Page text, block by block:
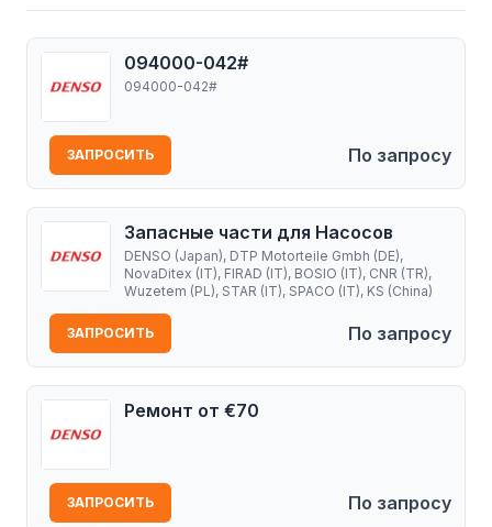
094000-042#
094000-042#
По запросу
ЗАПРОСИТЬ
Запасные части для Насосов
DENSO (Japan), DTP Motorteile Gmbh (DE),
NovaDitex (IT), FIRAD (IT), BOSIO (IT), CNR (TR),
Wuzetem (PL), STAR (IT), SPACO (IT), KS (China)
По запросу
ЗАПРОСИТЬ
Ремонт от €70
По запросу
ЗАПРОСИТЬ